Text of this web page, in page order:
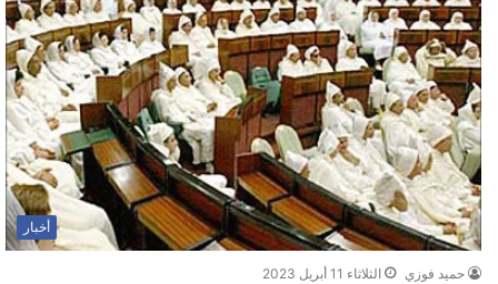
أخبار
حميد فوزي الثلاثاء 11 أبريل 2023